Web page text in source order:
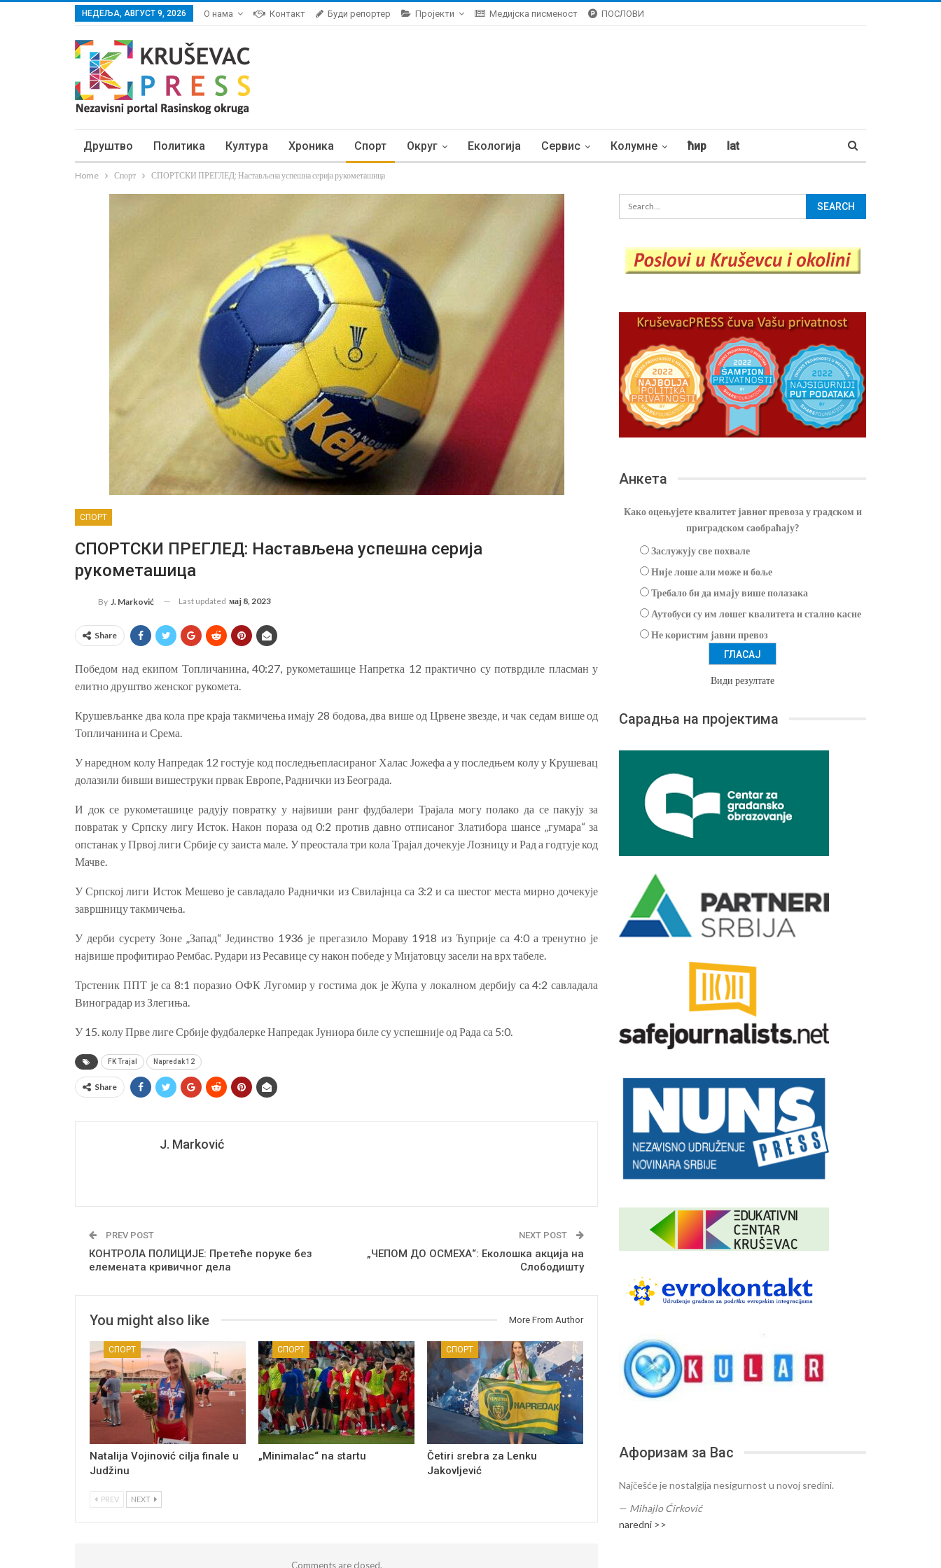
НЕДЕЉА, АВГУСТ 9, 2026 О нама Контакт Буди репортер Пројекти Медијска писменост ПОСЛОВИ
Друштво Политика Култура Хроника Спорт Округ Екологија Сервис Колумне ћир lat
Home Спорт СПОРТСКИ ПРЕГЛЕД: Настављена успешна серија рукометашица
СПОРТ
СПОРТСКИ ПРЕГЛЕД: Настављена успешна серија
рукометашица
By J. Marković Last updated мај 8, 2023
Share
Победом над екипом Топличанина, 40:27, рукометашице Напретка 12 практично су потврдиле пласман у
елитно друштво женског рукомета.
Крушевљанке два кола пре краја такмичења имају 28 бодова, два више од Црвене звезде, и чак седам више од
Топличанина и Срема.
У наредном колу Напредак 12 гостује код последњепласираног Халас Јожефа а у последњем колу у Крушевац
долазили бивши вишеструки првак Европе, Раднички из Београда.
И док се рукометашице радују повратку у највиши ранг фудбалери Трајала могу полако да се пакују за
повратак у Српску лигу Исток. Након пораза од 0:2 против давно отписаног Златибора шансе „гумара“ за
опстанак у Првој лиги Србије су заиста мале. У преостала три кола Трајал дочекује Лозницу и Рад а годтује код
Мачве.
У Српској лиги Исток Мешево је савладало Раднички из Свилајнца са 3:2 и са шестог места мирно дочекује
завршницу такмичења.
У дерби сусрету Зоне „Запад“ Јединство 1936 је прегазило Мораву 1918 из Ћуприје са 4:0 а тренутно је
највише профитирао Рембас. Рудари из Ресавице су након победе у Мијатовцу засели на врх табеле.
Трстеник ППТ је са 8:1 поразио ОФК Лугомир у гостима док је Жупа у локалном дербију са 4:2 савладала
Виноградар из Злегиња.
У 15. колу Прве лиге Србије фудбалерке Напредак Јуниора биле су успешније од Рада са 5:0.
FK Trajal Napredak 12
Share
J. Marković
PREV POST
КОНТРОЛА ПОЛИЦИЈЕ: Претеће поруке без
елемената кривичног дела
NEXT POST
„ЧЕПОМ ДО ОСМЕХА“: Еколошка акција на
Слободишту
You might also like More From Author
СПОРТ
Natalija Vojinović cilja finale u
Judžinu
СПОРТ
„Minimalac“ na startu
СПОРТ
Četiri srebra za Lenku
Jakovljević
PREV NEXT
Comments are closed.
Анкета
Како оцењујете квалитет јавног превоза у градском и
приградском саобраћају?
Заслужују све похвале
Није лоше али може и боље
Требало би да имају више полазака
Аутобуси су им лошег квалитета и стално касне
Не користим јавни превоз
Види резултате
Сарадња на пројектима
Афоризам за Вас
Najčešće je nostalgija nesigurnost u novoj sredini.
— Mihajlo Ćirković
naredni >>